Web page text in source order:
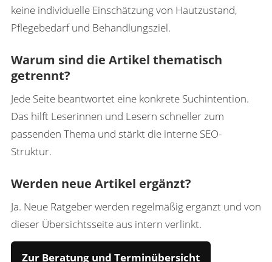
keine individuelle Einschätzung von Hautzustand,
Pflegebedarf und Behandlungsziel.
Warum sind die Artikel thematisch
getrennt?
Jede Seite beantwortet eine konkrete Suchintention.
Das hilft Leserinnen und Lesern schneller zum
passenden Thema und stärkt die interne SEO-
Struktur.
Werden neue Artikel ergänzt?
Ja. Neue Ratgeber werden regelmäßig ergänzt und von
dieser Übersichtsseite aus intern verlinkt.
Zur Beratung und Terminübersicht